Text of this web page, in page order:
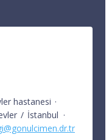
hastanesi ·
/ İstanbul ·